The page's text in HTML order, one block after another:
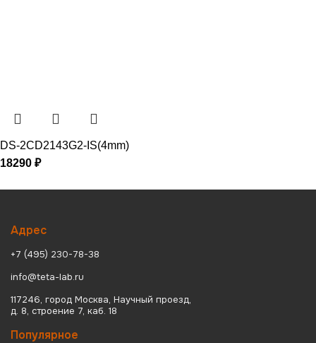
DS-2CD2143G2-IS(4mm)
18290 ₽
Адрес
+7 (495) 230-78-38
info@teta-lab.ru
117246, город Москва, Научный проезд,
д. 8, строение 7, каб. 18
Популярное